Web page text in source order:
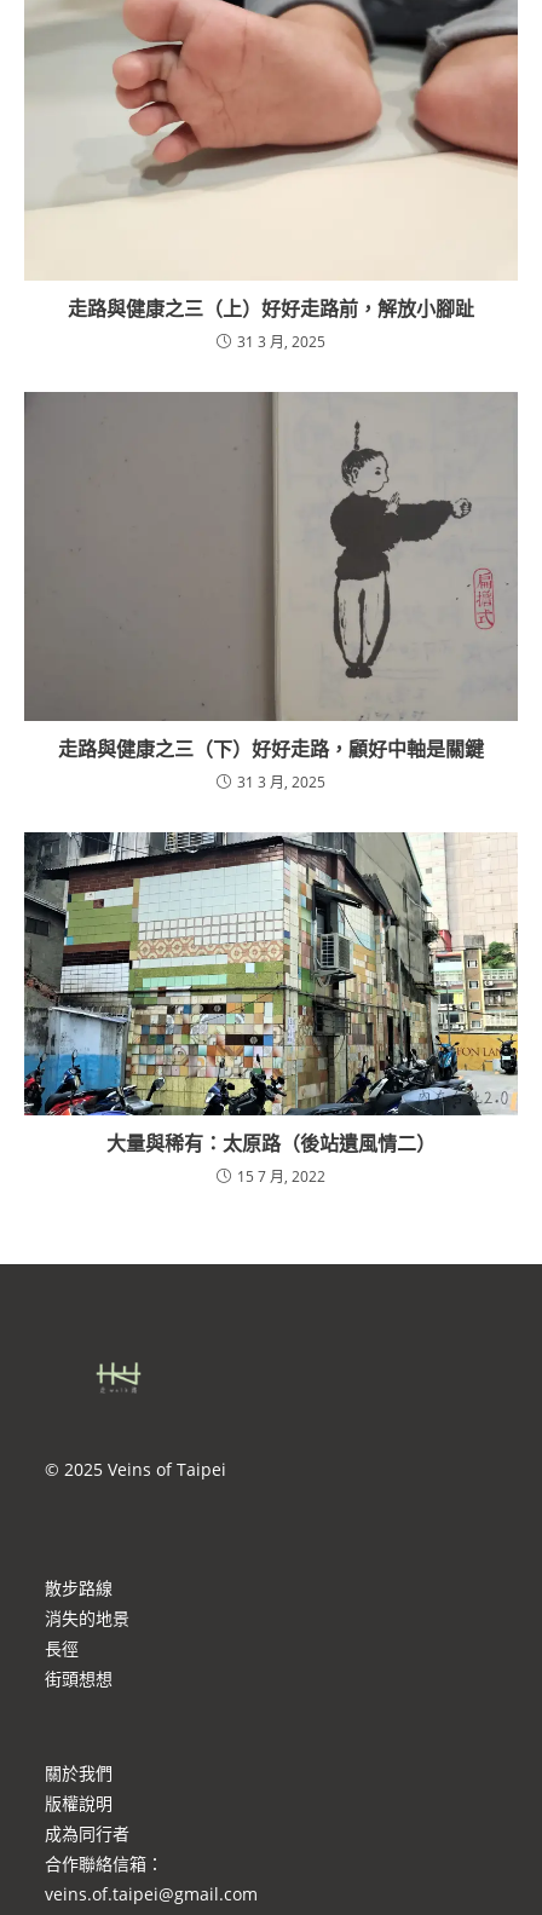
走路與健康之三（上）好好走路前，解放小腳趾
31 3 月, 2025
走路與健康之三（下）好好走路，顧好中軸是關鍵
31 3 月, 2025
大量與稀有：太原路（後站遺風情二）
15 7 月, 2022
© 2025 Veins of Taipei
散步路線
消失的地景
長徑
街頭想想
關於我們
版權說明
成為同行者
合作聯絡信箱 ：
veins.of.taipei@gmail.com